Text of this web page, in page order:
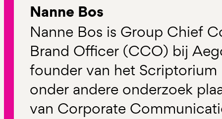
Nanne Bos
Nanne Bos is Group Chief
Brand Officer (CCO) bij
founder van het
onder andere onderzoek
van Corporate